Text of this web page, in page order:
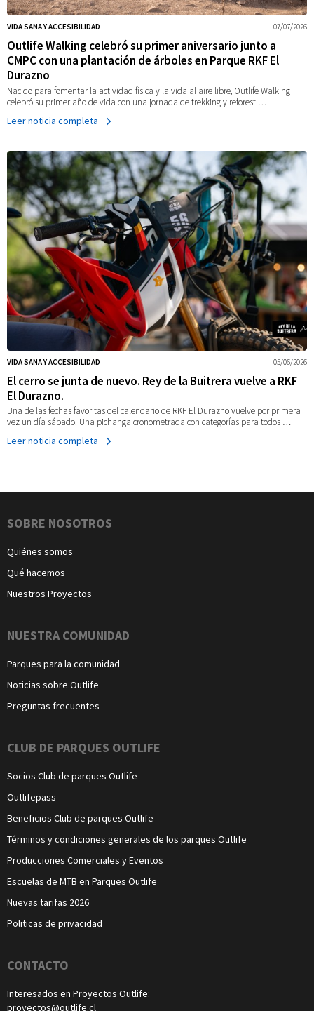
07/07/2026
VIDA SANA Y ACCESIBILIDAD
Outlife Walking celebró su primer aniversario junto a
CMPC con una plantación de árboles en Parque RKF El
Durazno
Nacido para fomentar la actividad física y la vida al aire libre, Outlife Walking
celebró su primer año de vida con una jornada de trekking y reforest …
Leer noticia completa
05/06/2026
VIDA SANA Y ACCESIBILIDAD
El cerro se junta de nuevo. Rey de la Buitrera vuelve a RKF
El Durazno.
Una de las fechas favoritas del calendario de RKF El Durazno vuelve por primera
vez un día sábado. Una pichanga cronometrada con categorías para todos …
Leer noticia completa
Navegación
SOBRE NOSOTROS
Quiénes somos
Qué hacemos
Nuestros Proyectos
NUESTRA COMUNIDAD
Parques para la comunidad
Noticias sobre Outlife
Preguntas frecuentes
CLUB DE PARQUES OUTLIFE
Socios Club de parques Outlife
Outlifepass
Beneficios Club de parques Outlife
Términos y condiciones generales de los parques Outlife
Producciones Comerciales y Eventos
Escuelas de MTB en Parques Outlife
Nuevas tarifas 2026
Politicas de privacidad
CONTACTO
Interesados en Proyectos Outlife:
proyectos@outlife.cl